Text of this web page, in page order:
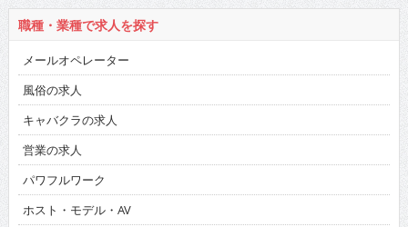
職種・業種で求人を探す
メールオペレーター
風俗の求人
キャバクラの求人
営業の求人
パワフルワーク
ホスト・モデル・AV